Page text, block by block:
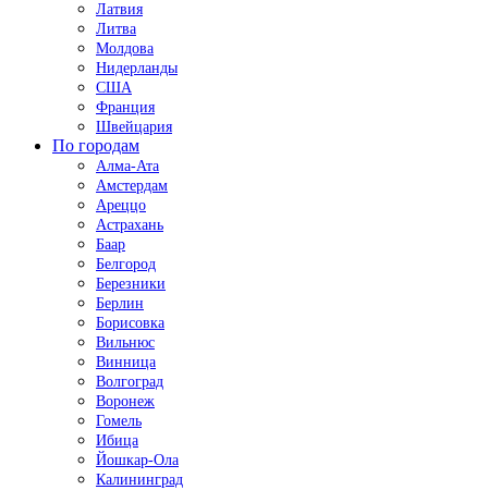
Латвия
Литва
Молдова
Нидерланды
США
Франция
Швейцария
По городам
Алма-Ата
Амстердам
Ареццо
Астрахань
Баар
Белгород
Березники
Берлин
Борисовка
Вильнюс
Винница
Волгоград
Воронеж
Гомель
Ибица
Йошкар-Ола
Калининград